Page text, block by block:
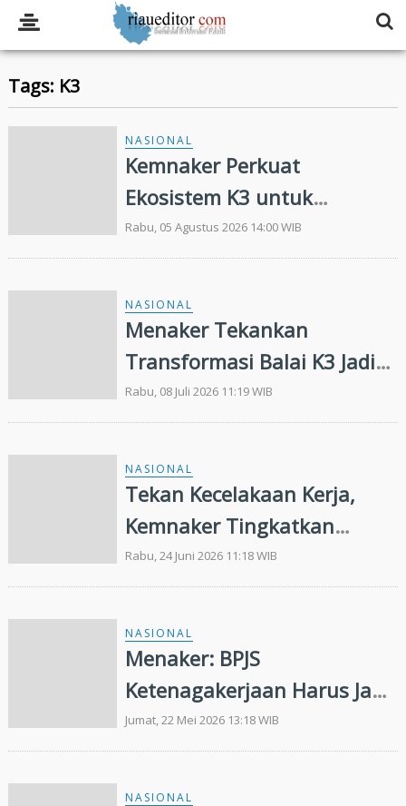
Tags: K3
NASIONAL
Kemnaker Perkuat
Ekosistem K3 untuk
Tingkatkan Pelindungan
Pekerja
Rabu, 05 Agustus 2026 14:00 WIB
NASIONAL
Menaker Tekankan
Transformasi Balai K3 Jadi
Pusat Pengelolaan
Keselamatan dan Kesehatan
Rabu, 08 Juli 2026 11:19 WIB
NASIONAL
Tekan Kecelakaan Kerja,
Kemnaker Tingkatkan
Kematangan Budaya K3
Rabu, 24 Juni 2026 11:18 WIB
NASIONAL
Menaker: BPJS
Ketenagakerjaan Harus Jadi
Motor Penggerak K3
Jumat, 22 Mei 2026 13:18 WIB
NASIONAL